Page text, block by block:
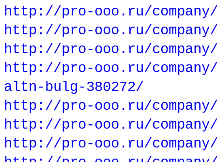
http://pro-ooo.ru/
http://pro-ooo.ru/
http://pro-ooo.ru/
http://pro-ooo.ru/
altn-bulg-380272/
http://pro-ooo.ru/
http://pro-ooo.ru/
http://pro-ooo.ru/